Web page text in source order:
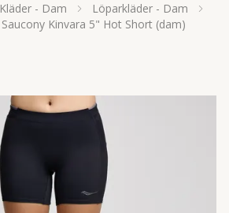
Kläder - Dam
Löparkläder - Dam
Saucony Kinvara 5" Hot Short (dam)